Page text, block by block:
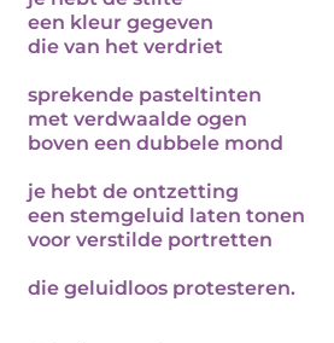
een kleur gegeven
die van het verdriet
sprekende pasteltinten
met verdwaalde ogen
boven een dubbele mond
je hebt de ontzetting
een stemgeluid laten tonen
voor verstilde portretten
die geluidloos protesteren.